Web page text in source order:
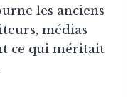
les anciens
médias
ce qui méritait